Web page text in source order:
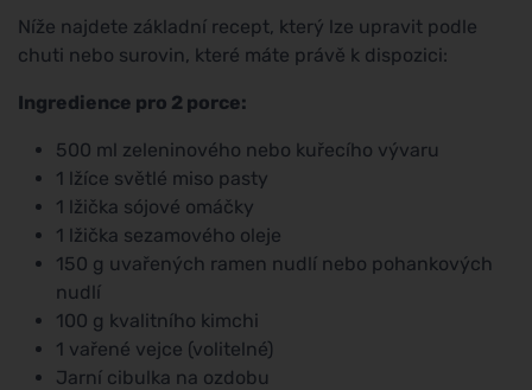
Níže najdete základní recept, který lze upravit podle
chuti nebo surovin, které máte právě k dispozici:
Ingredience pro 2 porce:
500 ml zeleninového nebo kuřecího vývaru
1 lžíce světlé miso pasty
1 lžička sójové omáčky
1 lžička sezamového oleje
150 g uvařených ramen nudlí nebo pohankových
nudlí
100 g kvalitního kimchi
1 vařené vejce (volitelné)
Jarní cibulka na ozdobu